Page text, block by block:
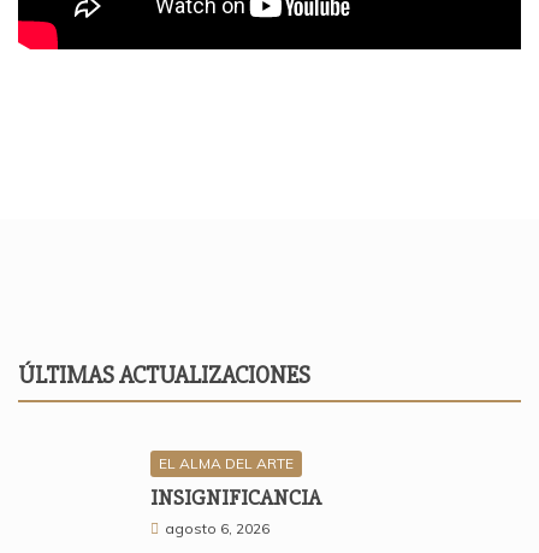
ÚLTIMAS ACTUALIZACIONES
EL ALMA DEL ARTE
INSIGNIFICANCIA
agosto 6, 2026